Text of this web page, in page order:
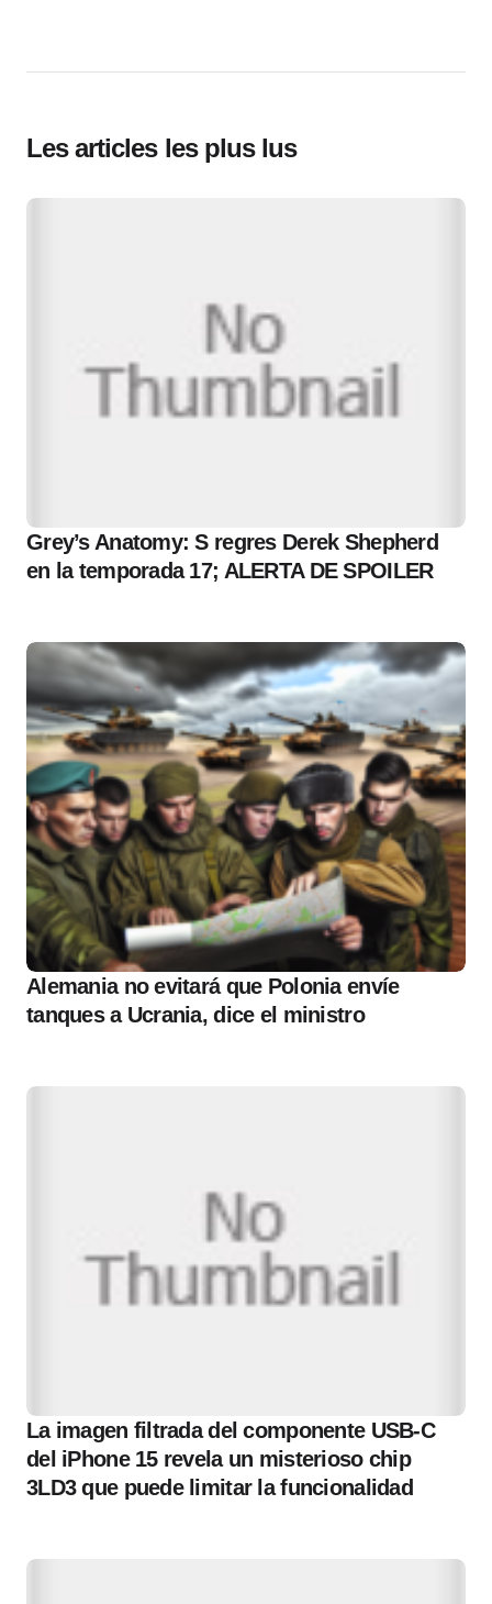
Les articles les plus lus
Grey’s Anatomy: S regres Derek Shepherd
en la temporada 17; ALERTA DE SPOILER
Alemania no evitará que Polonia envíe
tanques a Ucrania, dice el ministro
La imagen filtrada del componente USB-C
del iPhone 15 revela un misterioso chip
3LD3 que puede limitar la funcionalidad